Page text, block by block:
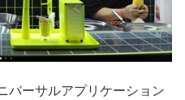
バーサルアプリケーション